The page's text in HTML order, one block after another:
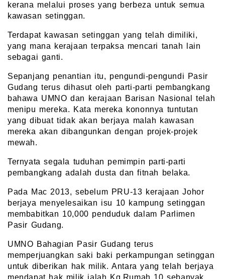
kerana melalui proses yang berbeza untuk semua
kawasan setinggan.
Terdapat kawasan setinggan yang telah dimiliki,
yang mana kerajaan terpaksa mencari tanah lain
sebagai ganti.
Sepanjang penantian itu, pengundi-pengundi Pasir
Gudang terus dihasut oleh parti-parti pembangkang
bahawa UMNO dan kerajaan Barisan Nasional telah
menipu mereka. Kata mereka kononnya tuntutan
yang dibuat tidak akan berjaya malah kawasan
mereka akan dibangunkan dengan projek-projek
mewah.
Ternyata segala tuduhan pemimpin parti-parti
pembangkang adalah dusta dan fitnah belaka.
Pada Mac 2013, sebelum PRU-13 kerajaan Johor
berjaya menyelesaikan isu 10 kampung setinggan
membabitkan 10,000 penduduk dalam Parlimen
Pasir Gudang.
UMNO Bahagian Pasir Gudang terus
memperjuangkan saki baki perkampungan setinggan
untuk diberikan hak milik. Antara yang telah berjaya
mendapat hak milik ialah Kg.Rumah 10 sebanyak